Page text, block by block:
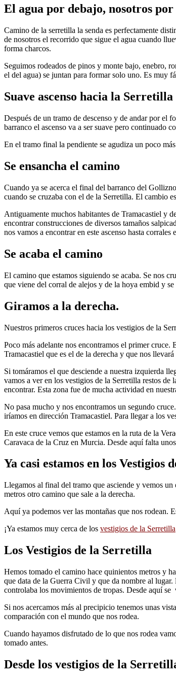
El agua por debajo, nosotros
Camino de la serretilla la senda es perfectamente
de nosotros el recorrido que sigue el agua cuando
forma charcos.
Seguimos rodeados de pinos y monte bajo, enebro,
el del agua) se juntan para formar solo uno. Es muy
Suave ascenso hacia la Serretilla
Después de un tramo de descenso y de andar por el
barranco el ascenso va a ser suave pero continuado
En el tramo final la pendiente se agudiza un poco
Se ensancha el camino
Cuando ya se acerca el final del barranco del
cuando se cruzaba con el de la Serretilla. El cambio
Antiguamente muchos habitantes de Tramacastiel y
encontrar construcciones de diversos tamaños
nos vamos a encontrar en este ascenso hasta
Se acaba el camino
El camino que estamos siguiendo se acaba. Se nos
que viene del corral de alejos y de la hoya embid y
Giramos a la derecha.
Nuestros primeros cruces hacia los vestigios de la
Poco más adelante nos encontramos el primer
Tramacastiel que es el de la derecha y que nos
Si tomáramos el que desciende a nuestra izquierda
vamos a ver en los vestigios de la Serretilla restos
encontrar. Esta zona fue de mucha actividad en
No pasa mucho y nos encontramos un segundo
iríamos en dirección Tramacastiel. Para llegar a los
En este cruce vemos que estamos en la ruta de la
Caravaca de la Cruz en Murcia. Desde aquí falta
Ya casi estamos en los Vestigios
Llegamos al final del tramo que asciende y vemos
metros otro camino que sale a la derecha.
Aquí ya podemos ver las montañas que nos rodean.
¡Ya estamos muy cerca de los vestigios de la Serretilla
Los Vestigios de la Serretilla
Hemos tomado el camino hace quinientos metros y
que data de la Guerra Civil y que da nombre al
controlaba los movimientos de tropas. Desde aquí se
Si nos acercamos más al precipicio tenemos unas
comparación con el mundo que nos rodea.
Cuando hayamos disfrutado de lo que nos rodea
tomado antes.
Desde los vestigios de la